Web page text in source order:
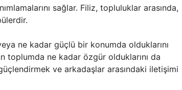
sağlar. Filiz, topluluklar arasında,
ne kadar güçlü bir konumda olduklarını
toplumda ne kadar özgür olduklarını da
ve arkadaşlar arasındaki iletişimi